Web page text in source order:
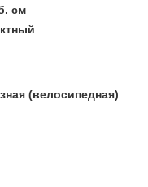
см
(велосипедная)